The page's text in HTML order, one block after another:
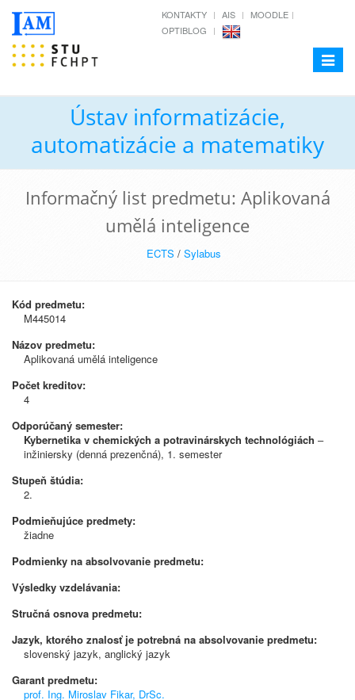
KONTAKTY AIS
MOODLE
OPTIBLOG
Toggle
Ústav informatizácie,
automatizácie a matematiky
Informačný list predmetu: Aplikovaná
umělá inteligence
ECTS / Sylabus
Kód predmetu:
M445014
Názov predmetu:
Aplikovaná umělá inteligence
Počet kreditov:
4
Odporúčaný semester:
Kybernetika v chemických a potravinárskych technológiách –
inžiniersky (denná prezenčná), 1. semester
Stupeň štúdia:
2.
Podmieňujúce predmety:
žiadne
Podmienky na absolvovanie predmetu:
Výsledky vzdelávania:
Stručná osnova predmetu:
Jazyk, ktorého znalosť je potrebná na absolvovanie predmetu:
slovenský jazyk, anglický jazyk
Garant predmetu:
prof. Ing. Miroslav Fikar, DrSc.